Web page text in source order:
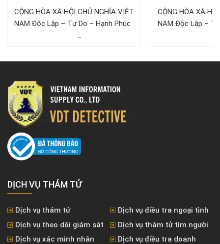
Công ty Thám tử VDT năm 2024
CỘNG HÒA XÃ HỘI CHỦ NGHĨA VIỆT
NAM Độc Lập – Tự Do – Hạnh Phúc ­­­­­­­­­­­­­­­­­­­­
...
1/5/
CỘNG HÒA XÃ
NAM Độc Lập –
DỊCH VỤ THÁM TỬ
Dịch vụ thám tử
Dịch vụ điều tra ngoại tình
Dịch vụ theo dõi giám sát
Dịch vụ thám tử tìm người
Dịch vụ xác minh nhân
Dịch vụ điều tra doanh